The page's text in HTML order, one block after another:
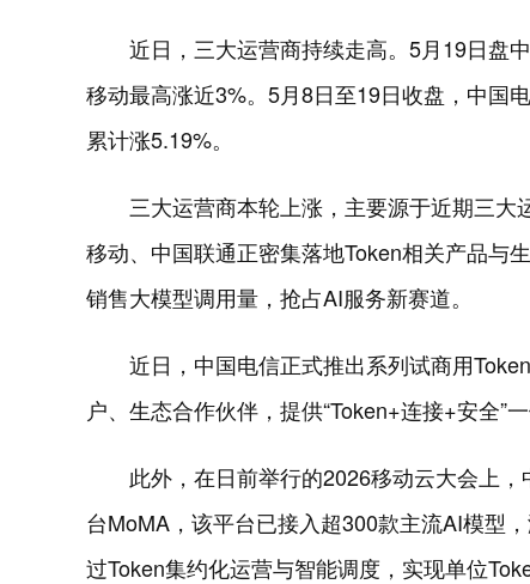
近日，三大运营商持续走高。5月19日盘
移动最高涨近3%。5月8日至19日收盘，中国
累计涨5.19%。
三大运营商本轮上涨，主要源于近期三
移动、中国联通正密集落地Token相关产品与
销售大模型调用量，抢占AI服务新赛道。
近日，中国电信正式推出系列试商用
户、生态合作伙伴，提供“Token+连接+安全”
此外，在日前举行的2026移动云大会上
台MoMA，该平台已接入超300款主流AI模型
过Token集约化运营与智能调度，实现单位